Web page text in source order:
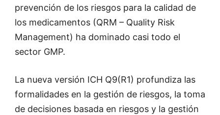
prevención de los riesgos para la calidad de
los medicamentos (QRM – Quality Risk
Management) ha dominado casi todo el
sector GMP.
La nueva versión ICH Q9(R1) profundiza las
formalidades en la gestión de riesgos, la toma
de decisiones basada en riesgos y la gestión